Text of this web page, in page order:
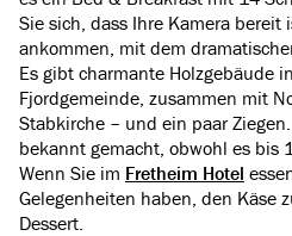
Sie sich, dass Ihre Kamera bereit
ankommen, mit dem
Es gibt charmante Holzgebäude
Fjordgemeinde, zusammen mit
Stabkirche – und ein paar
bekannt gemacht, obwohl es bis
Wenn Sie im Fretheim Hotel
Gelegenheiten haben, den Käse
Dessert.